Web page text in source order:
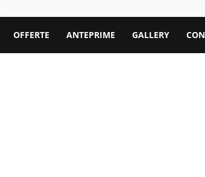
OFFERTE ANTEPRIME GALLERY